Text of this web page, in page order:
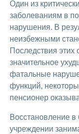
Один из
заболеваниям в
нарушения. В
неизбежными
Последствия этих
значительное
фатальные
функций,
пенсионер
Восстановление
учреждении